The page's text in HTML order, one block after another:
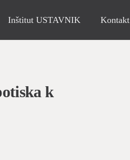
Inštitut USTAVNIK Kontakt
k